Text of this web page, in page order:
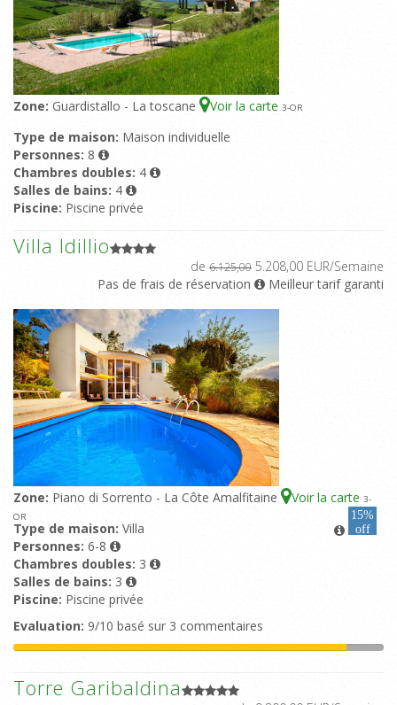
Zone: Guardistallo - La toscane Voir la carte 3-OR
Type de maison: Maison individuelle
Personnes: 8
Chambres doubles: 4
Salles de bains: 4
Piscine: Piscine privée
Villa Idillio
de 6.125,00 5.208,00 EUR/Semaine
Pas de frais de réservation
Meilleur tarif garanti
Zone: Piano di Sorrento - La Côte Amalfitaine Voir la carte 3-
OR
15%
off
Type de maison: Villa
Personnes: 6-8
Chambres doubles: 3
Salles de bains: 3
Piscine: Piscine privée
Evaluation: 9/10 basé sur 3 commentaires
Torre Garibaldina